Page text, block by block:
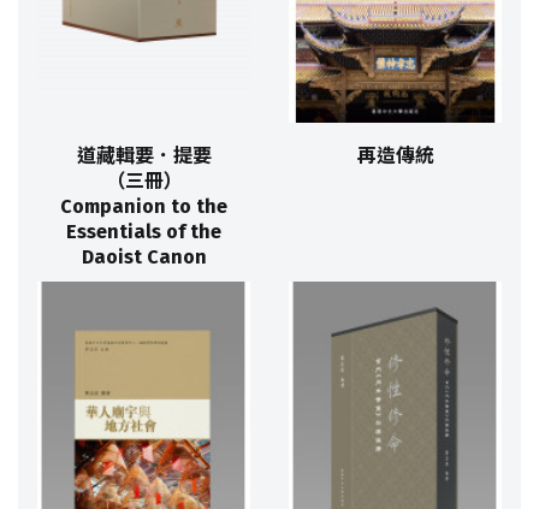
道藏輯要．提要
（三冊）
Companion to the
Essentials of the
Daoist Canon
再造傳統